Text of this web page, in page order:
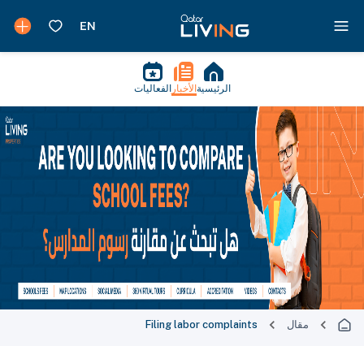
الرئيسية الأخبار الفعاليات
مقال Filing labor complaints